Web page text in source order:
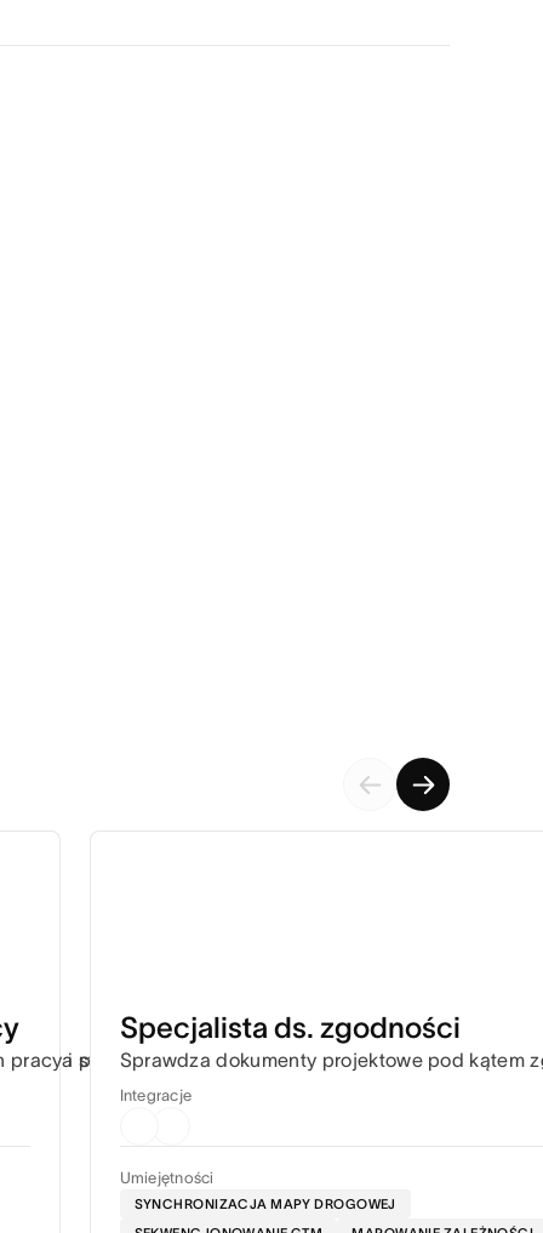
stałej koordynacji.
pracy i proponuje odpowiednie poprawki, aby praca nie
Specjalista ds. zgodności
Sprawdza dokumenty projektowe pod kątem
Umiejętności
SYNCHRONIZACJA MAPY DROGOWEJ
Integracje